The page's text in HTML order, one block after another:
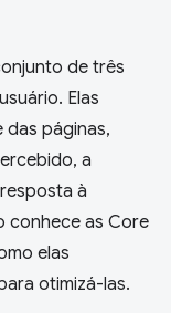
de três
Elas
das páginas,
a
à
conhece as Core
elas
otimizá-las.